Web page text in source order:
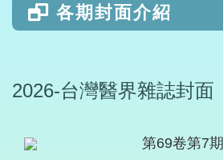
各期封面介紹
2026-台灣醫界雜誌封面
第69卷第7期